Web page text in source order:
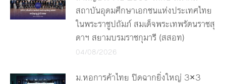
สถาบันอุดมศึกษาเอกชนแห่งประเทศไทย
ในพระราชูปถัมภ์ สมเด็จพระเทพรัตนราชสุ
ดาฯ สยามบรมราชกุมารี (สสอท)
04/08/2026
ม.หอการค้าไทย ปิดฉากยิ่งใหญ่ 3×3